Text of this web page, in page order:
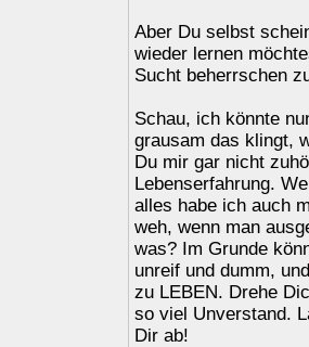
Aber Du selbst
wieder lernen
Sucht beherrschen
Schau, ich könnte
grausam das klingt,
Du mir gar nicht
Lebenserfahrung.
alles habe ich auch
weh, wenn man
was? Im Grunde
unreif und dumm,
zu LEBEN. Drehe
so viel Unverstand.
Dir ab!